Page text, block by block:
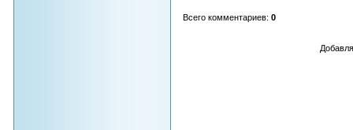
Всего комментариев: 0